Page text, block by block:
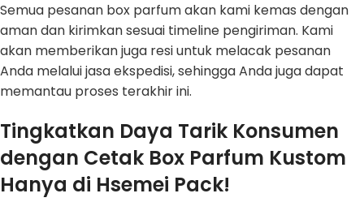
Semua pesanan box parfum akan kami kemas dengan
aman dan kirimkan sesuai timeline pengiriman. Kami
akan memberikan juga resi untuk melacak pesanan
Anda melalui jasa ekspedisi, sehingga Anda juga dapat
memantau proses terakhir ini.
Tingkatkan Daya Tarik Konsumen
dengan Cetak Box Parfum Kustom
Hanya di Hsemei Pack!